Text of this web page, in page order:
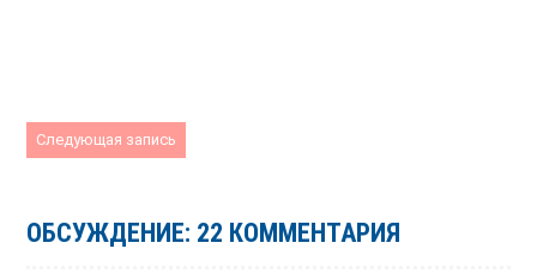
Следующая запись
ОБСУЖДЕНИЕ: 22 КОММЕНТАРИЯ